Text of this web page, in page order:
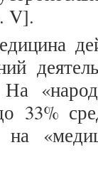
V].
33%